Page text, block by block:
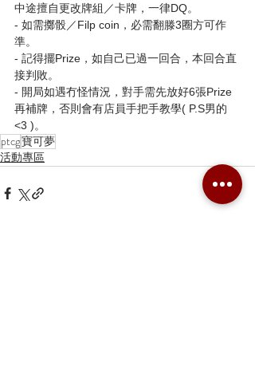
中途擅自更改牌組／卡牌，一律DQ。
- 如需擲骰／Filp coin，必需翻滕3圈方可作
準。
- 記得擺Prize，如自己已過一回合，本回合直
接判敗。
- 開局如遇冇怪情況，對手需先放好6張Prize
再補牌，否則會有店員手把手教學( P.S男的
<3 )。
ptcg寶可夢
活動專區